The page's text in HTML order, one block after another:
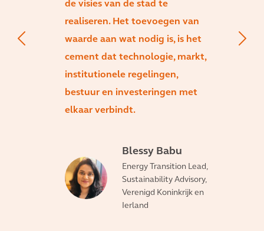
de visies van de stad te
realiseren. Het toevoegen van
waarde aan wat nodig is, is het
cement dat technologie, markt,
institutionele regelingen,
bestuur en investeringen met
elkaar verbindt.
Blessy Babu
Energy Transition Lead,
Sustainability Advisory,
Verenigd Koninkrijk en
Ierland